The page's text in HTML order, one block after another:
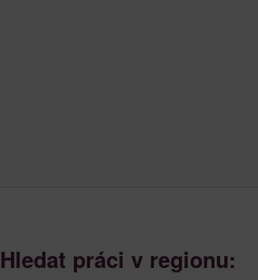
Hledat práci v regionu: